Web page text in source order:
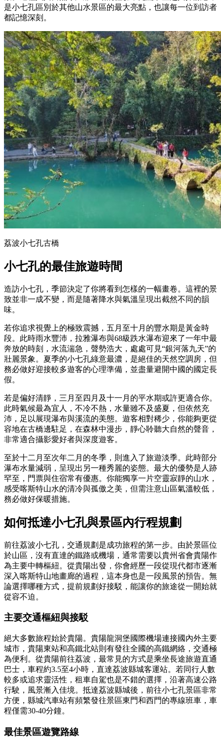
是小七孔區別於其他山水景區的最大亮點，也讓每一位到訪者
都記憶深刻。
荔波小七孔古橋
小七孔的最佳旅遊時間
造訪小七孔，季節決定了你將看到怎樣的一幅畫卷。這裡的景
致並非一成不變，而是隨著降水與氣溫呈現出截然不同的韻
味。
若你追求視覺上的極致震撼，五月至十月的豐水期是黃金時
段。此時雨水豐沛，拉雅瀑布與68級跌水瀑布迎來了一年中最
奔放的時刻，水流湍急，聲勢浩大，處處可見“銀河落九天”的
壯麗景象。夏季的小七孔綠意最濃，是絕佳的天然空調房，但
務必做好迎接較多遊客的心理準備，並盡量避開中國的國定長
假。
若是偏好清靜，三月至四月及十一月的平水期或許更適合你。
此時氣候最為宜人，不冷不熱，水量雖不及盛夏，但依然充
沛，足以展現瀑布與溪流的美態。遊客相對稀少，你能夠更從
容地在古橋邊駐足，在森林中漫步，靜心聆聽大自然的聲音，
非常適合攝影愛好者與深度遊客。
至於十二月至次年二月的冬季，則進入了旅遊淡季。此時部分
瀑布水量減弱，呈現出另一種秀麗的姿態。最大的優勢是人跡
罕至，門票與住宿常有優惠。你能獨享一片空靈寂靜的山水，
感受喀斯特山水的清冷與孤傲之美，但需注意山區氣溫較低，
務必做好保暖措施。
如何抵達小七孔與景區內行程規劃
前往荔波小七孔，交通規劃是成功旅程的第一步。由於景區位
於山區，沒有直達的鐵路或機場，通常需要以貴州省會貴陽作
為主要中轉樞紐。從貴陽出發，你會經歷一段從現代都市逐漸
深入喀斯特山地畫廊的過程，這本身也是一段風景的預告。無
論選擇哪種方式，提前規劃好接駁，能讓你的旅途從一開始就
從容不迫。
主要交通樞紐與接駁
絕大多數旅程始於貴陽。貴陽龍洞堡國際機場連接國內外主要
城市，貴陽東站和高鐵北站則有發往全國的高鐵網絡，交通極
為便利。從貴陽前往荔波，最常見的方式是乘坐長途旅遊直通
巴士，車程約3.5至4小時，直達荔波縣城客運站。若同行人數
較多或追求靈活性，租車自駕也是不錯的選擇，沿著高速公路
行駛，風景漸入佳境。抵達荔波縣城後，前往小七孔景區非常
方便，縣城汽車站有頻繁發往景區東門和西門的專線班車，車
程僅需30-40分鐘。
最佳景區遊覽路線